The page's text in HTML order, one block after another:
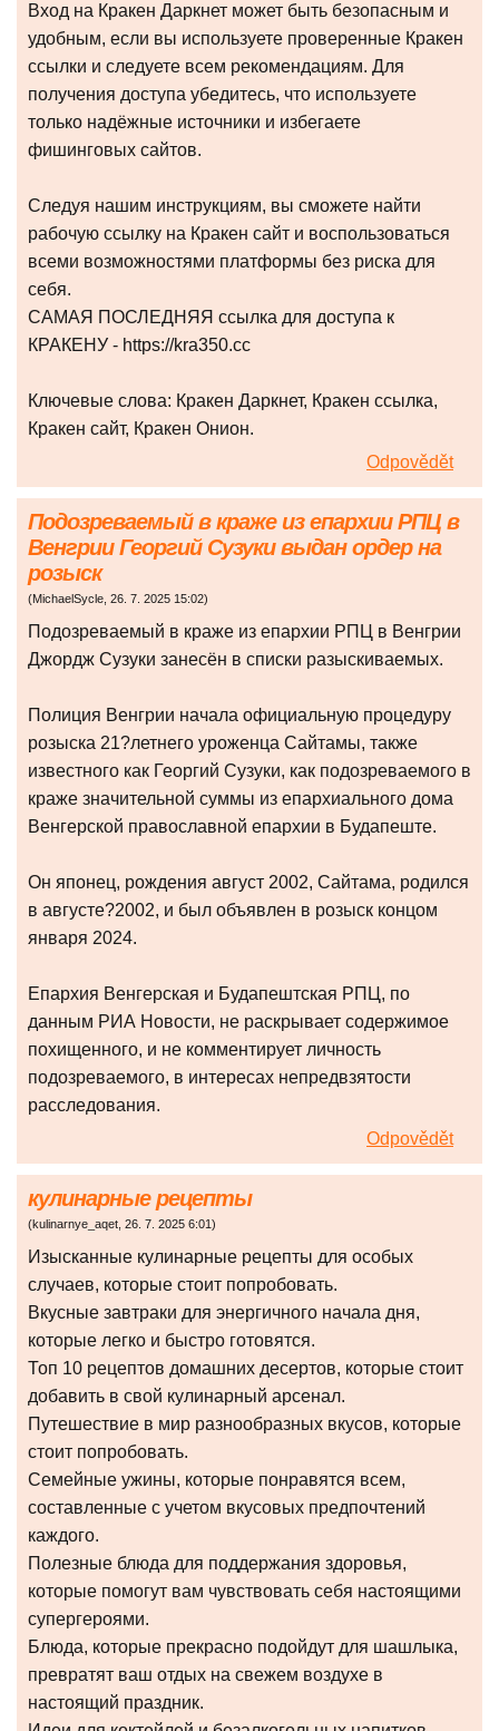
Вход на Кракен Даркнет может быть безопасным и
удобным, если вы используете проверенные Кракен
ссылки и следуете всем рекомендациям. Для
получения доступа убедитесь, что используете
только надёжные источники и избегаете
фишинговых сайтов.
Следуя нашим инструкциям, вы сможете найти
рабочую ссылку на Кракен сайт и воспользоваться
всеми возможностями платформы без риска для
себя.
САМАЯ ПОСЛЕДНЯЯ ссылка для доступа к
КРАКЕНУ - https://kra350.cc
Ключевые слова: Кракен Даркнет, Кракен ссылка,
Кракен сайт, Кракен Онион.
Odpovědět
Подозреваемый в краже из епархии РПЦ в
Венгрии Георгий Сузуки выдан ордер на
розыск
(MichaelSycle, 26. 7. 2025 15:02)
Подозреваемый в краже из епархии РПЦ в Венгрии
Джордж Сузуки занесён в списки разыскиваемых.
Полиция Венгрии начала официальную процедуру
розыска 21?летнего уроженца Сайтамы, также
известного как Георгий Сузуки, как подозреваемого в
краже значительной суммы из епархиального дома
Венгерской православной епархии в Будапеште.
Он японец, рождения август 2002, Сайтама, родился
в августе?2002, и был объявлен в розыск концом
января 2024.
Епархия Венгерская и Будапештская РПЦ, по
данным РИА Новости, не раскрывает содержимое
похищенного, и не комментирует личность
подозреваемого, в интересах непредвзятости
расследования.
Odpovědět
кулинарные рецепты
(kulinarnye_aqet, 26. 7. 2025 6:01)
Изысканные кулинарные рецепты для особых
случаев, которые стоит попробовать.
Вкусные завтраки для энергичного начала дня,
которые легко и быстро готовятся.
Топ 10 рецептов домашних десертов, которые стоит
добавить в свой кулинарный арсенал.
Путешествие в мир разнообразных вкусов, которые
стоит попробовать.
Семейные ужины, которые понравятся всем,
составленные с учетом вкусовых предпочтений
каждого.
Полезные блюда для поддержания здоровья,
которые помогут вам чувствовать себя настоящими
супергероями.
Блюда, которые прекрасно подойдут для шашлыка,
превратят ваш отдых на свежем воздухе в
настоящий праздник.